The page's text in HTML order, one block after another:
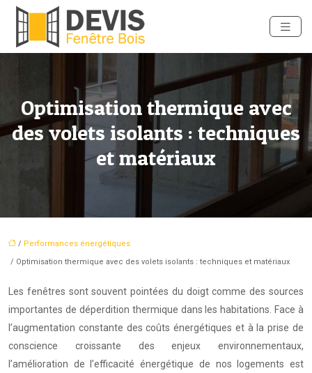
Optimisation thermique avec
des volets isolants : techniques
et matériaux
/ Performances énergétiques
/ Optimisation thermique avec des volets isolants : techniques et matériaux
Les fenêtres sont souvent pointées du doigt comme des sources
importantes de déperdition thermique dans les habitations. Face à
l’augmentation constante des coûts énergétiques et à la prise de
conscience croissante des enjeux environnementaux,
l’amélioration de l’efficacité énergétique de nos logements est